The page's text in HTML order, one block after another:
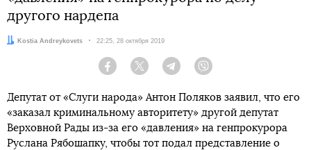
другого нардепа
Автор:Kostia Andreykovets Дата:
22:25, 28 октября 2019
Facebook Twitter Telegram
Депутат от «Слуги народа» Антон Поляков заявил, что его
«заказал криминальному авторитету» другой депутат
Верховной Рады из-за его «давления» на генпрокурора
Руслана Рябошапку, чтобы тот подал представление о